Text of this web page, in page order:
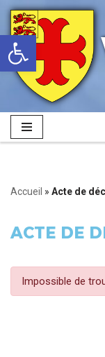
Ouvrir la barre d’outils
Aller
au
contenu
Accueil » Acte de
ACTE DE
Impossible de